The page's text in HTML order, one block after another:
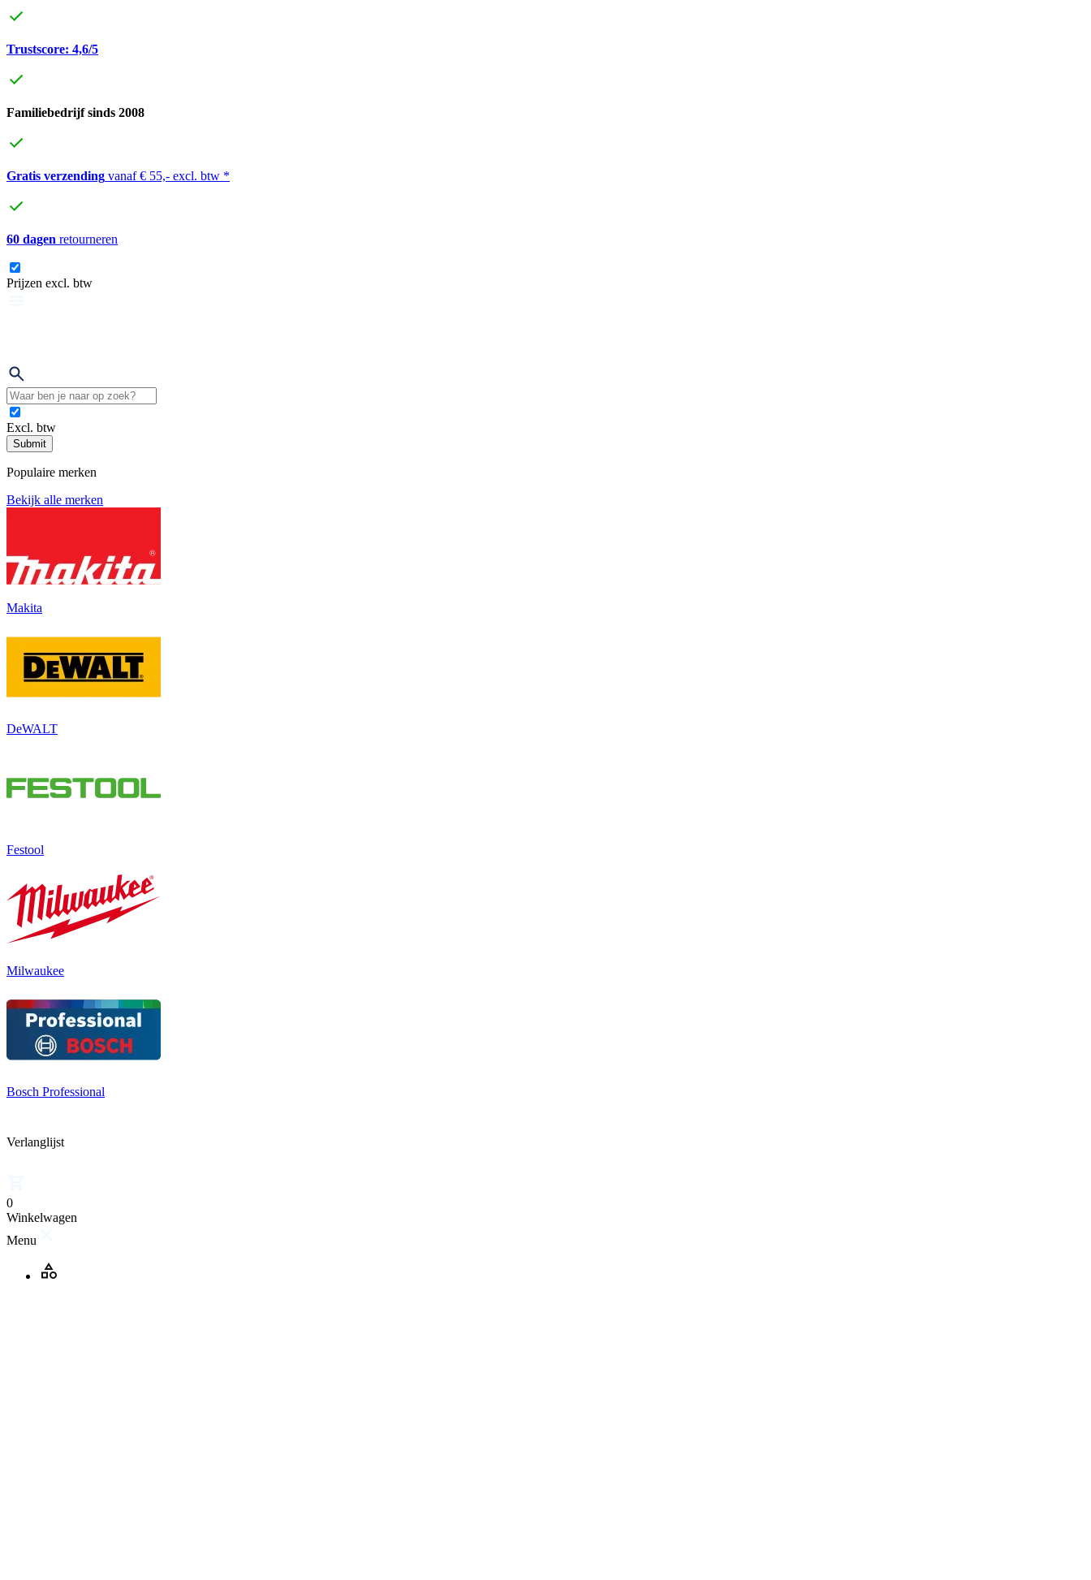
Trustscore: 4,6/5
Familiebedrijf sinds 2008
Gratis verzending vanaf € 55,- excl. btw *
60 dagen retourneren
Prijzen excl. btw
Excl. btw
Submit
Populaire merken
Bekijk alle merken
Makita
DeWALT
Festool
Milwaukee
Bosch Professional
Verlanglijst
0
Winkelwagen
Menu